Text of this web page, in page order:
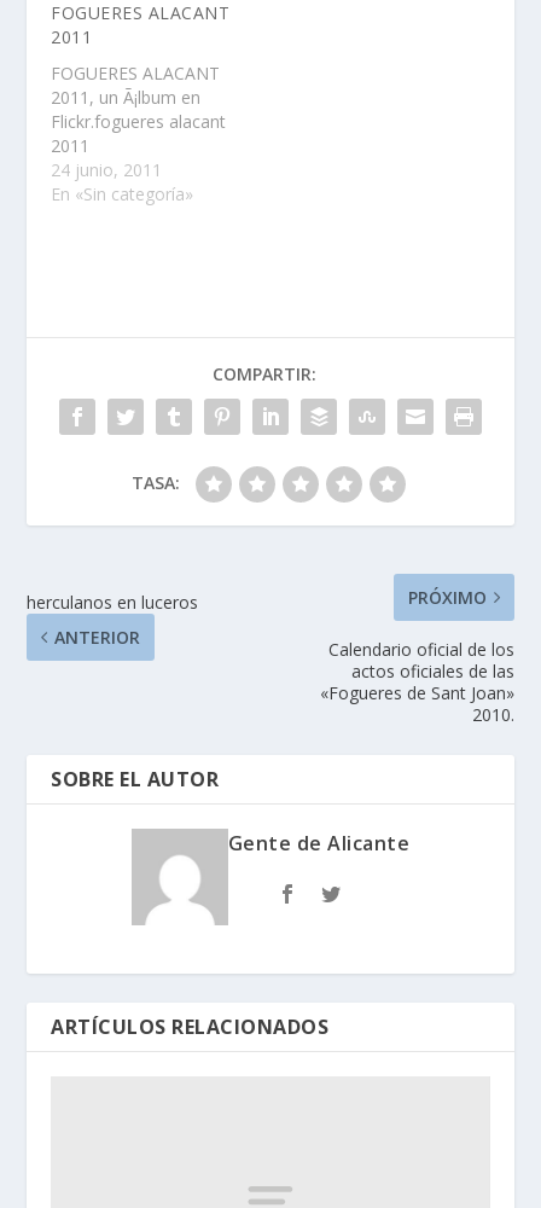
calendario oficial de las
fiestas ha creado la
noche de la luz:
AMSTEL NIT DE LA
LLUM. La noche en la
que Amstel iluminarÃ¡
el…
FOGUERES ALACANT
2011
FOGUERES ALACANT
2011, un Ã¡lbum en
Flickr.fogueres alacant
2011
24 junio, 2011
En «Sin categoría»
COMPARTIR:
TASA:
herculanos en luceros
ANTERIOR
PRÓXIMO
Calendario oficial de los
actos oficiales de las
«Fogueres de Sant Joan»
2010.
SOBRE EL AUTOR
Gente de Alicante
ARTÍCULOS RELACIONADOS